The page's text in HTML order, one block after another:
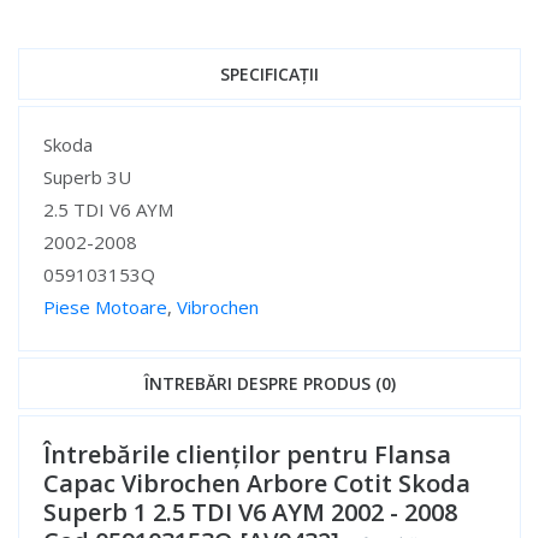
SPECIFICAȚII
Specificații
Skoda
Superb 3U
2.5 TDI V6 AYM
2002-2008
059103153Q
Piese Motoare, Vibrochen
ÎNTREBĂRI DESPRE PRODUS (0)
Întrebările clienților pentru Flansa
Capac Vibrochen Arbore Cotit Skoda
Superb 1 2.5 TDI V6 AYM 2002 - 2008